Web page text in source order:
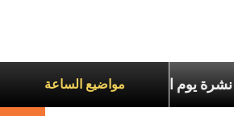
مواضيع الساعة
عناوين نشرة يوم الجمعة 7 آب 2026: السلام يُبنى بصبر يومًا بعد يوم